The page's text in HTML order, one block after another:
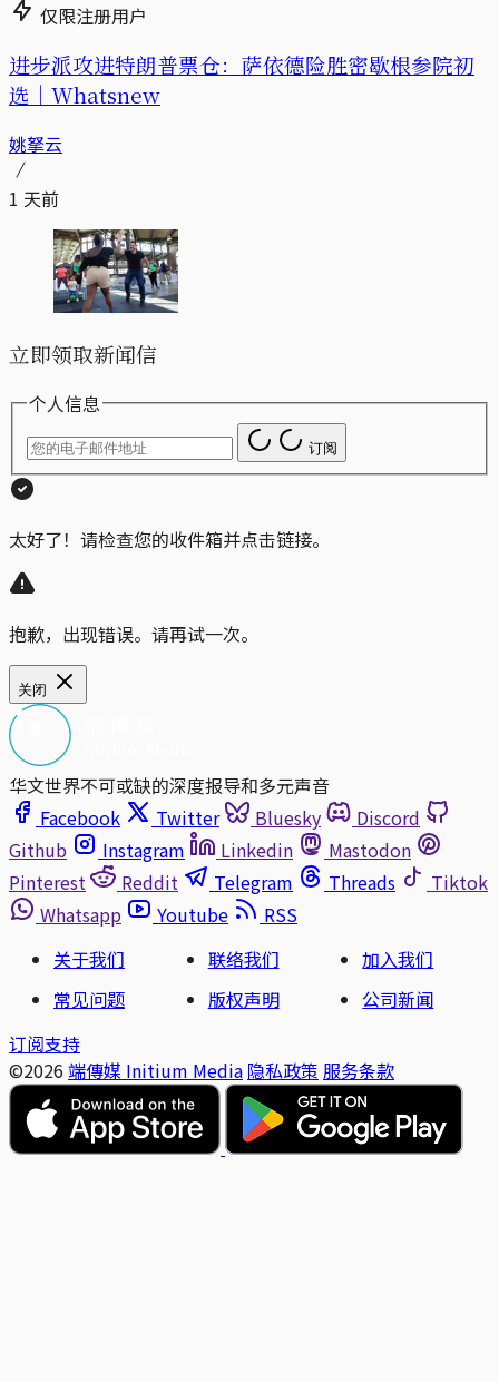
仅限注册用户
进步派攻进特朗普票仓：萨依德险胜密歇根参院初
选｜Whatsnew
姚拏云
1 天前
立即领取新闻信
个人信息
订阅
太好了！请检查您的收件箱并点击链接。
抱歉，出现错误。请再试一次。
关闭
华文世界不可或缺的深度报导和多元声音
Facebook
Twitter Bluesky
Discord
Github
Instagram Linkedin
Mastodon
Pinterest
Reddit Telegram Threads
Tiktok
Whatsapp
Youtube
RSS
关于我们
联络我们
加入我们
常见问题
版权声明
公司新闻
订阅支持
©2026 端傳媒 Initium Media 隐私政策 服务条款